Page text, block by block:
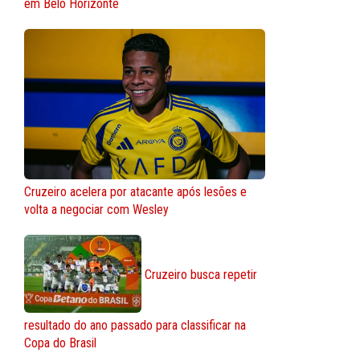
em Belo Horizonte
Cruzeiro acelera por atacante após lesões e
volta a negociar com Wesley
Cruzeiro busca repetir
resultado do ano passado para classificar na
Copa do Brasil